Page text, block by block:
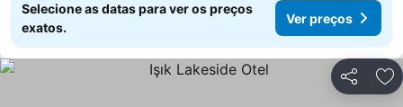
Selecione as datas para ver os preços
exatos.
Ver preços
Partilhar